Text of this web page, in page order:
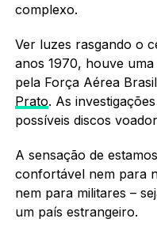
complexo.
Ver luzes rasgando o
anos 1970, houve
pela Força Aérea
Prato. As
possíveis discos
A sensação de
confortável nem para
nem para militares –
um país estrangeiro.